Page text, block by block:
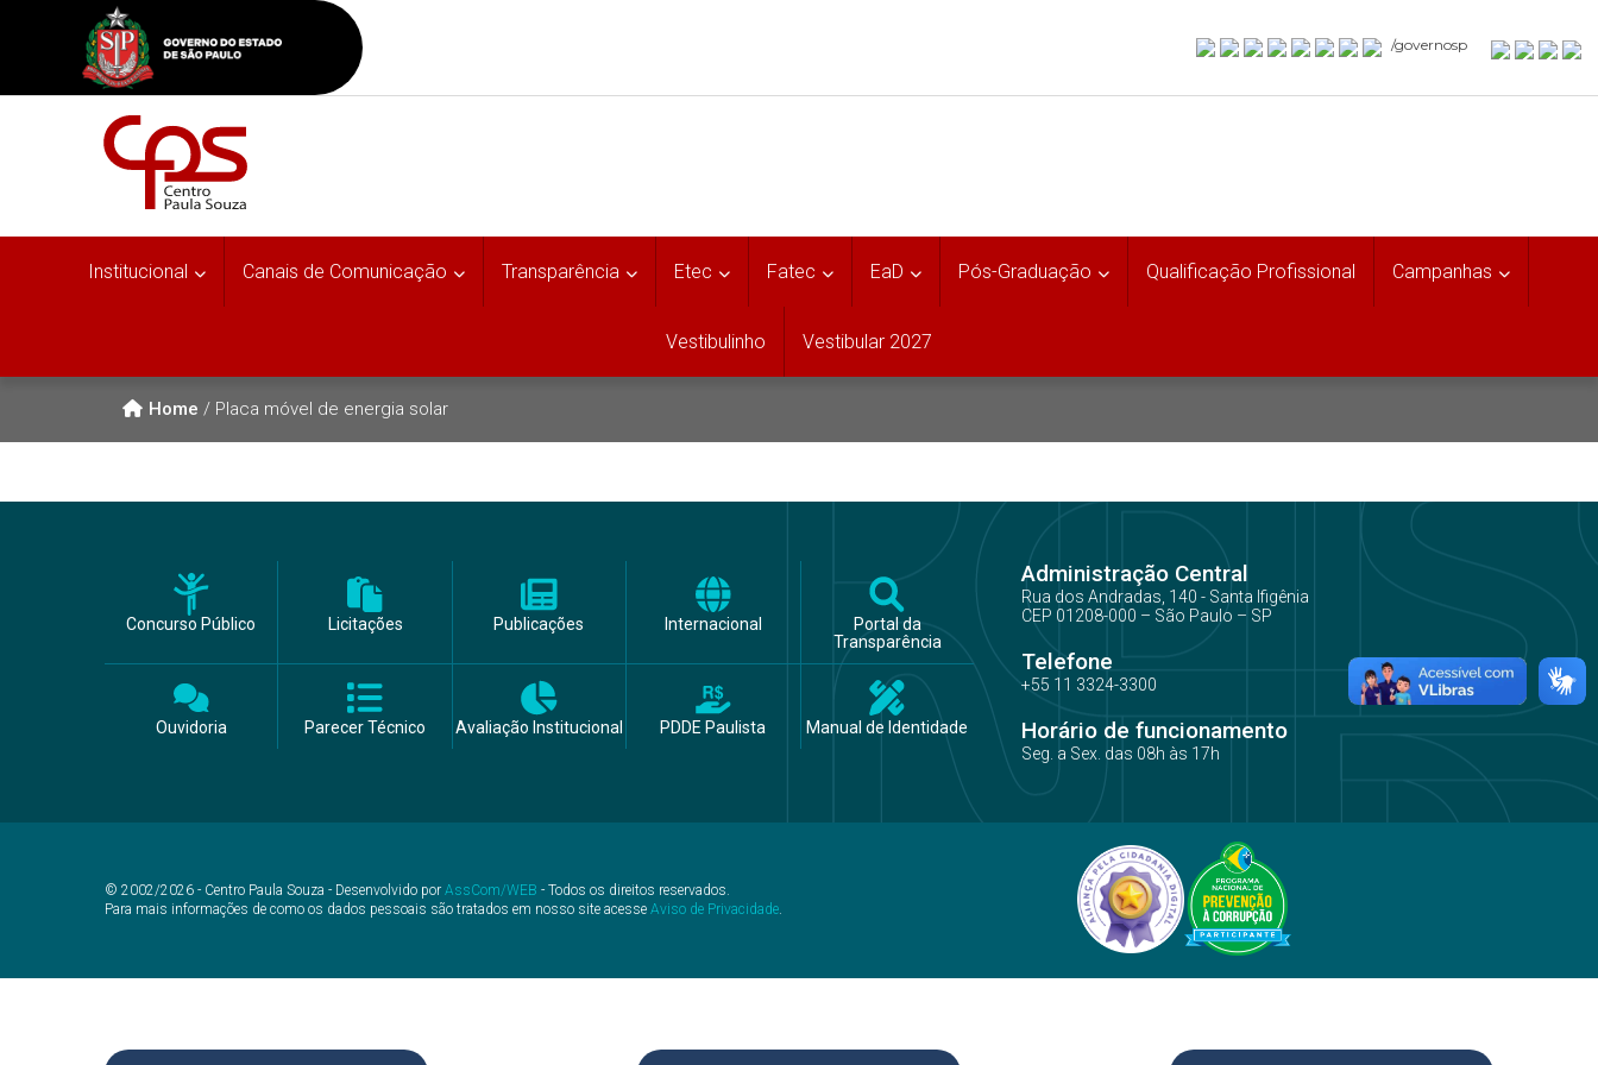
/governosp
Institucional Canais de Comunicação Transparência Etec Fatec EaD Pós-Graduação Qualificação Profissional Campanhas
Vestibulinho Vestibular 2027
Home / Placa móvel de energia solar
Concurso Público Licitações Publicações Internacional
Portal da
Transparência
Ouvidoria Parecer Técnico Avaliação Institucional PDDE Paulista Manual de Identidade
Administração Central
Rua dos Andradas, 140 - Santa Ifigênia
CEP 01208-000 – São Paulo – SP
Telefone
+55 11 3324-3300
Horário de funcionamento
Seg. a Sex. das 08h às 17h
© 2002/2026 - Centro Paula Souza - Desenvolvido por AssCom/WEB - Todos os direitos reservados.
Para mais informações de como os dados pessoais são tratados em nosso site acesse Aviso de Privacidade